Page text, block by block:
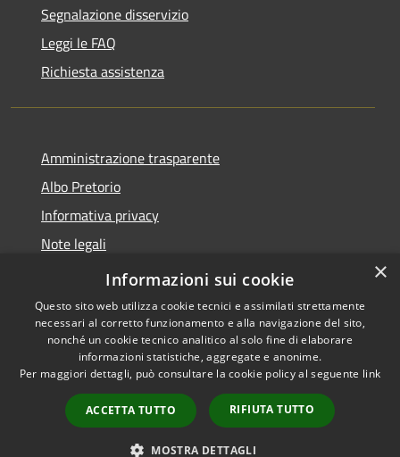
Segnalazione disservizio
Leggi le FAQ
Richiesta assistenza
Amministrazione trasparente
Albo Pretorio
Informativa privacy
Note legali
Dichiarazione di accessibilità
Accessibilità
Copyright © 2026 • Comune di
Luzzi • Powered by
Municipium•
Accesso
redazione
×
Informazioni sui cookie
Questo sito web utilizza cookie tecnici e assimilati strettamente
necessari al corretto funzionamento e alla navigazione del sito,
nonché un cookie tecnico analitico al solo fine di elaborare
informazioni statistiche, aggregate e anonime.
Per maggiori dettagli, può consultare la cookie policy al seguente link
ACCETTA TUTTO RIFIUTA TUTTO
MOSTRA DETTAGLI